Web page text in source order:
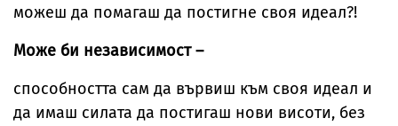
можеш да помагаш да постигне своя идеал?!
Може би независимост –
способността сам да вървиш към своя идеал и
да имаш силата да постигаш нови висоти, без